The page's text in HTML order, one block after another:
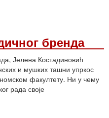
бренда
Јелена Костадиновић
и мушких ташни упркос
факултету. Ни у чему
рада своје